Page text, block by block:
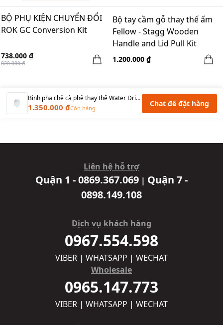
BỘ PHỤ KIỆN CHUYỂN ĐỔI
ROK GC Conversion Kit
738.000 ₫
820.000 ₫
Bộ tay cầm gỗ thay thế ấm
Fellow - Stagg Wooden
Handle and Lid Pull Kit
Walnut
1.200.000 ₫
Bình pha chế cà phê thay thế Water Drip BU-WDC-6 Hario
1.350.000 ₫Còn hàng Chat để đặt hàng
Liên hệ hỗ trợ
Quận 1 - 0869.367.069 | Quận 7 -
0898.149.108
Dịch vụ khách hàng
0967.554.598
VIBER | WHATSAPP | WECHAT
Wholesale
0965.147.773
VIBER | WHATSAPP | WECHAT